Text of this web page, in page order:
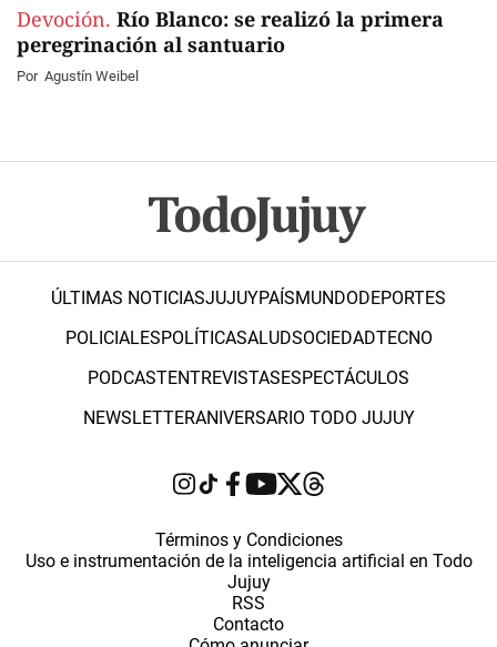
Devoción. Río Blanco: se realizó la primera
peregrinación al santuario
Por Agustín Weibel
ÚLTIMAS NOTICIASJUJUYPAÍSMUNDODEPORTES
POLICIALESPOLÍTICASALUDSOCIEDADTECNO
PODCASTENTREVISTASESPECTÁCULOS
NEWSLETTERANIVERSARIO TODO JUJUY
Términos y Condiciones
Uso e instrumentación de la inteligencia artificial en Todo
Jujuy
RSS
Contacto